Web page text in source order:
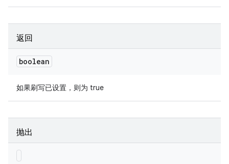
返回
boolean
如果刷写已设置，则为 true
抛出